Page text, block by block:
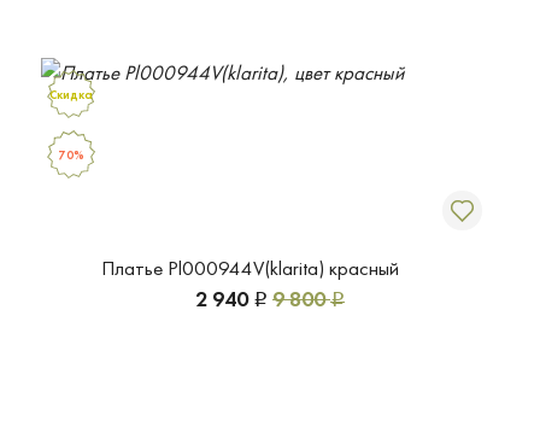
Платье Pl000944V(klarita) красный
2 940 Р 9 800Р
Скидка
70%